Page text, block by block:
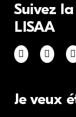
Suivez
LISAA
Je veux